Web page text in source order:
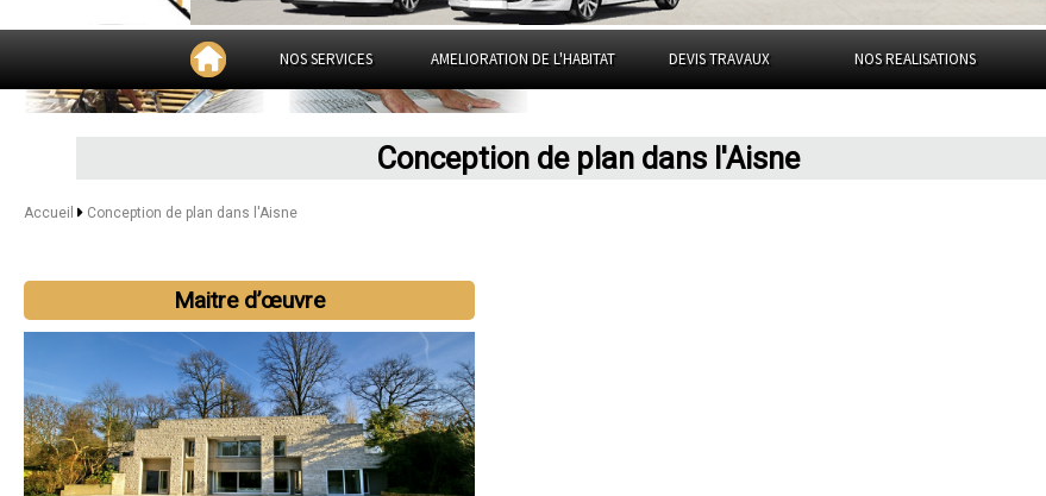
NOS SERVICES AMELIORATION DE L'HABITAT DEVIS TRAVAUX NOS REALISATIONS
Conception de plan dans l'Aisne
Accueil Conception de plan dans l'Aisne
Maitre d’œuvre